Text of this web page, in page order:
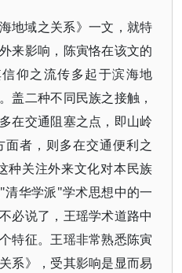
地域之关系》一文，就特
来影响，陈寅恪在该文的
仰之流传多起于滨海地
盖二种不同民族之接触，
在交通阻塞之点，即山岭
者，则多在交通便利之
种关注外来文化对本民族
华学派"学术思想中的一
必说了，王瑶学术道路中
特征。王瑶非常熟悉陈寅
系》，受其影响是显而易